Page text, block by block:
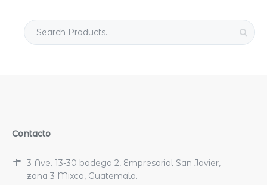
Search
for:
Contacto
3 Ave. 13-30 bodega 2, Empresarial San Javier,
zona 3 Mixco, Guatemala.